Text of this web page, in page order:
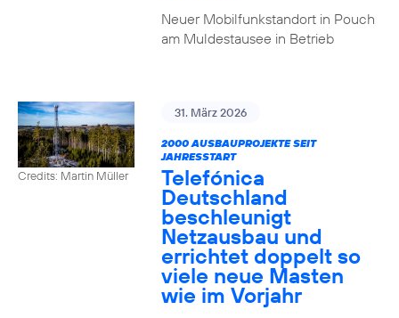
Neuer Mobilfunkstandort in Pouch
am Muldestausee in Betrieb
Credits: Martin Müller
31. März 2026
2000 AUSBAUPROJEKTE SEIT
JAHRESSTART
Telefónica
Deutschland
beschleunigt
Netzausbau und
errichtet doppelt so
viele neue Masten
wie im Vorjahr